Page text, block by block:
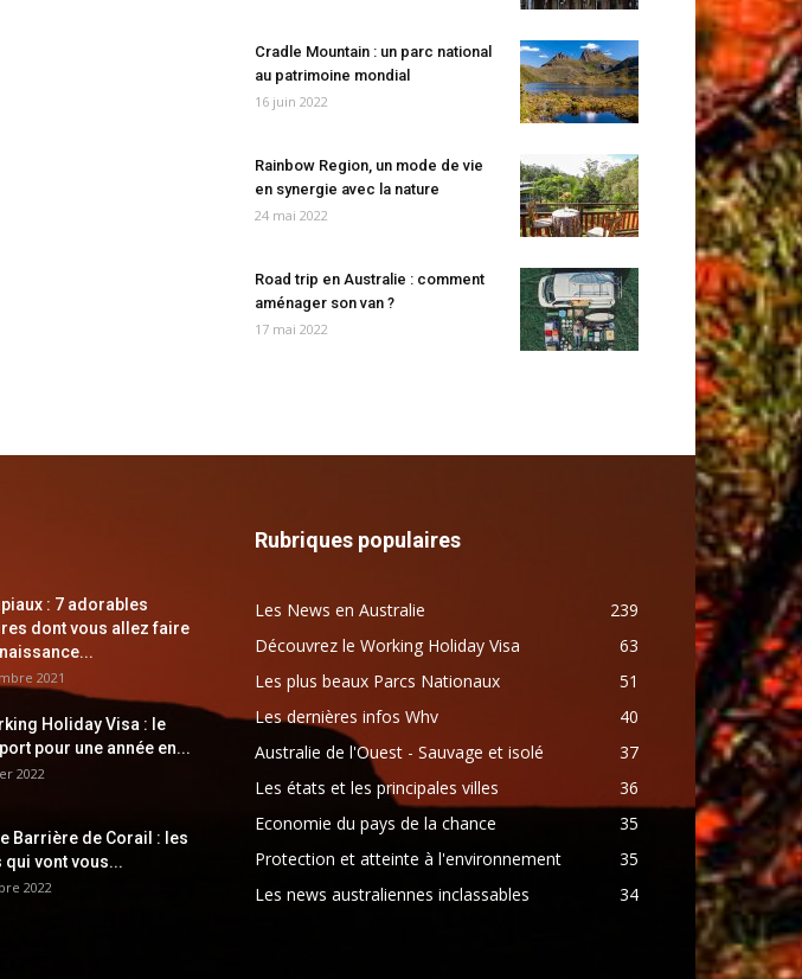
Cradle Mountain : un parc national
au patrimoine mondial
16 juin 2022
Rainbow Region, un mode de vie
en synergie avec la nature
24 mai 2022
Road trip en Australie : comment
aménager son van ?
17 mai 2022
: 7 adorables
dont vous allez faire
2021
Holiday Visa : le
pour une année en...
2022
Barrière de Corail : les
qui vont vous...
2022
Rubriques populaires
Les News en Australie
239
Découvrez le Working Holiday Visa
63
Les plus beaux Parcs Nationaux
51
Les dernières infos Whv
40
Australie de l'Ouest - Sauvage et isolé
37
Les états et les principales villes
36
Economie du pays de la chance
35
Protection et atteinte à l'environnement
35
Les news australiennes inclassables
34